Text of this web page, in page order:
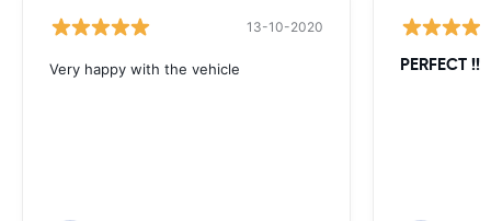
13-10-2020
Very happy with the vehicle PERFECT